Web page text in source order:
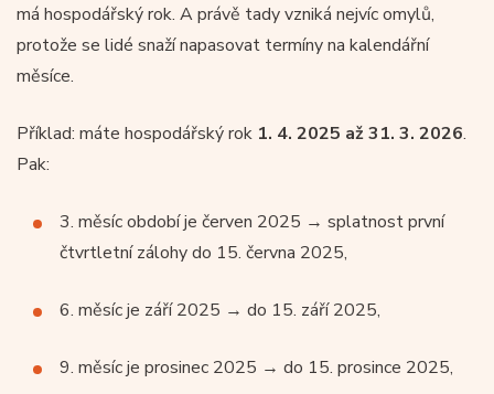
má hospodářský rok. A právě tady vzniká nejvíc omylů,
protože se lidé snaží napasovat termíny na kalendářní
měsíce.
Příklad: máte hospodářský rok 1. 4. 2025 až 31. 3. 2026.
Pak:
3. měsíc období je červen 2025 → splatnost první
čtvrtletní zálohy do 15. června 2025,
6. měsíc je září 2025 → do 15. září 2025,
9. měsíc je prosinec 2025 → do 15. prosince 2025,